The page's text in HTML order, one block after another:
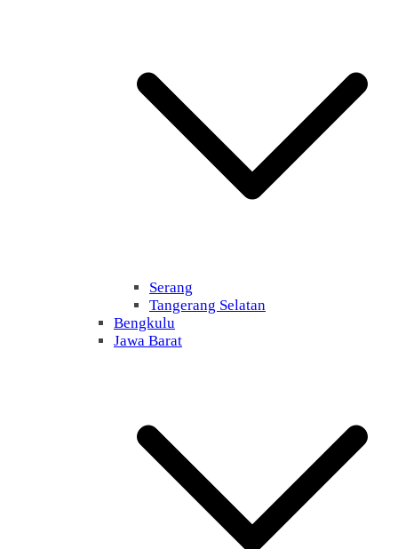
Serang
Tangerang Selatan
Bengkulu
Jawa Barat